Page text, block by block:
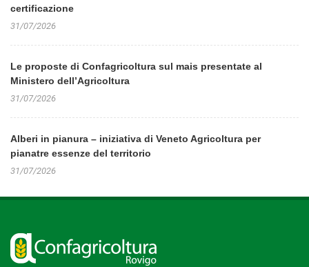
certificazione
31/07/2026
Le proposte di Confagricoltura sul mais presentate al
Ministero dell’Agricoltura
31/07/2026
Alberi in pianura – iniziativa di Veneto Agricoltura per
pianatre essenze del territorio
31/07/2026